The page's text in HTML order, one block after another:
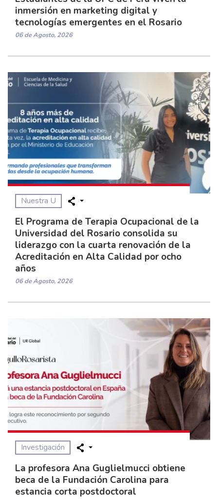
inmersión en marketing digital y
tecnologías emergentes en el Rosario
06 de Agosto, 2026
Nuestra U
El Programa de Terapia Ocupacional de la
Universidad del Rosario consolida su
liderazgo con la cuarta renovación de la
Acreditación en Alta Calidad por ocho
años
06 de Agosto, 2026
Investigación
La profesora Ana Guglielmucci obtiene
beca de la Fundación Carolina para
estancia corta postdoctoral